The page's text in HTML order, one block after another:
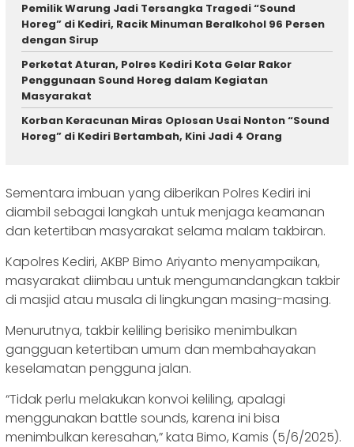
Pemilik Warung Jadi Tersangka Tragedi “Sound
Horeg” di Kediri, Racik Minuman Beralkohol 96 Persen
dengan Sirup
Perketat Aturan, Polres Kediri Kota Gelar Rakor
Penggunaan Sound Horeg dalam Kegiatan
Masyarakat
Korban Keracunan Miras Oplosan Usai Nonton “Sound
Horeg” di Kediri Bertambah, Kini Jadi 4 Orang
Sementara imbuan yang diberikan Polres Kediri ini
diambil sebagai langkah untuk menjaga keamanan
dan ketertiban masyarakat selama malam takbiran.
Kapolres Kediri, AKBP Bimo Ariyanto menyampaikan,
masyarakat diimbau untuk mengumandangkan takbir
di masjid atau musala di lingkungan masing-masing.
Menurutnya, takbir keliling berisiko menimbulkan
gangguan ketertiban umum dan membahayakan
keselamatan pengguna jalan.
“Tidak perlu melakukan konvoi keliling, apalagi
menggunakan battle sounds, karena ini bisa
menimbulkan keresahan,” kata Bimo, Kamis (5/6/2025).